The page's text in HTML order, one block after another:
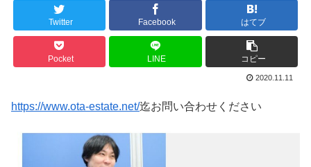
Twitter Facebook はてブ
Pocket LINE コピー
2020.11.11
https://www.ota-estate.net/迄お問い合わせください